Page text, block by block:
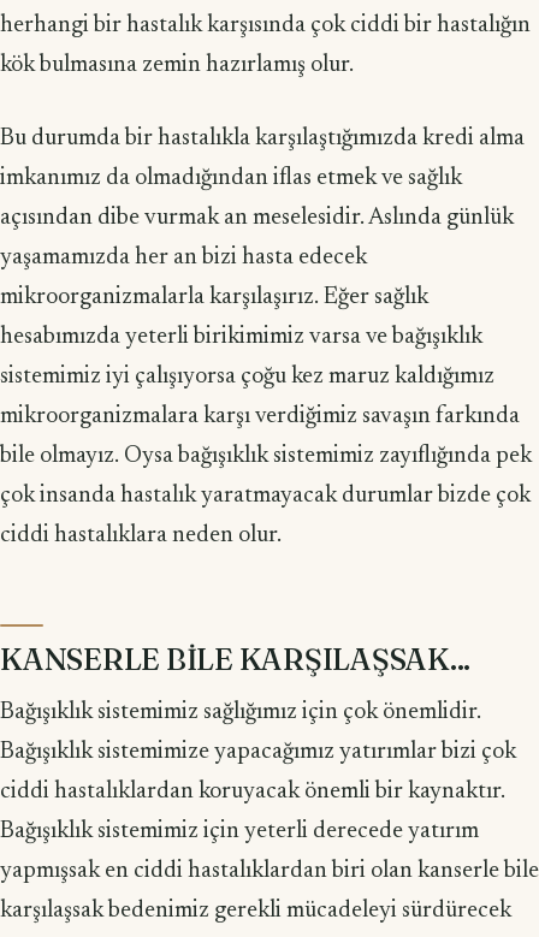
herhangi bir hastalık karşısında çok ciddi bir hastalığın
kök bulmasına zemin hazırlamış olur.
Bu durumda bir hastalıkla karşılaştığımızda kredi alma
imkanımız da olmadığından iflas etmek ve sağlık
açısından dibe vurmak an meselesidir. Aslında günlük
yaşamamızda her an bizi hasta edecek
mikroorganizmalarla karşılaşırız. Eğer sağlık
hesabımızda yeterli birikimimiz varsa ve bağışıklık
sistemimiz iyi çalışıyorsa çoğu kez maruz kaldığımız
mikroorganizmalara karşı verdiğimiz savaşın farkında
bile olmayız. Oysa bağışıklık sistemimiz zayıflığında pek
çok insanda hastalık yaratmayacak durumlar bizde çok
ciddi hastalıklara neden olur.
KANSERLE BİLE KARŞILAŞSAK...
Bağışıklık sistemimiz sağlığımız için çok önemlidir.
Bağışıklık sistemimize yapacağımız yatırımlar bizi çok
ciddi hastalıklardan koruyacak önemli bir kaynaktır.
Bağışıklık sistemimiz için yeterli derecede yatırım
yapmışsak en ciddi hastalıklardan biri olan kanserle bile
karşılaşsak bedenimiz gerekli mücadeleyi sürdürecek